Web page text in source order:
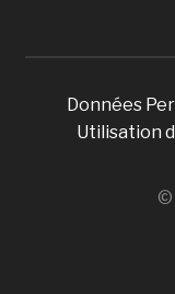
Données
Utilisation
©